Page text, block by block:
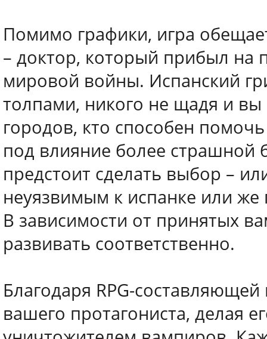
Помимо графики, игра
– доктор, который прибыл
мировой войны. Испанский
толпами, никого не щадя и
городов, кто способен
под влияние более страшной
предстоит сделать выбор –
неуязвимым к испанке или
В зависимости от принятых
развивать соответственно.
Благодаря RPG-
вашего протагониста, делая